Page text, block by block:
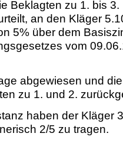
Beklagten zu 1. bis 3.
an den Kläger
5% über dem
vom
abgewiesen und
zu 1. und 2.
haben der Kläger
2/5 zu tragen.